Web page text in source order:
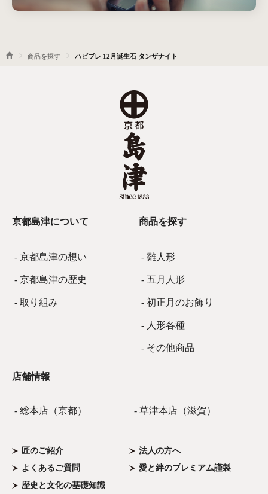
商品を探す ハピブレ 12月誕生石 タンザナイト
京都島津について
- 京都島津の想い
- 京都島津の歴史
- 取り組み
商品を探す
- 雛人形
- 五月人形
- 初正月のお飾り
- 人形各種
- その他商品
店舗情報
- 総本店（京都） - 草津本店（滋賀）
匠のご紹介
よくあるご質問
歴史と文化の基礎知識
法人の方へ
愛と絆のプレミアム謹製